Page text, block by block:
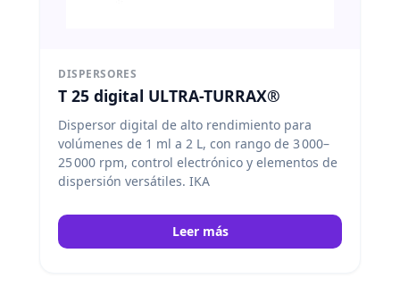
DISPERSORES
T 25 digital ULTRA-TURRAX®
Dispersor digital de alto rendimiento para
volúmenes de 1 ml a 2 L, con rango de 3 000–
25 000 rpm, control electrónico y elementos de
dispersión versátiles. IKA
Leer más